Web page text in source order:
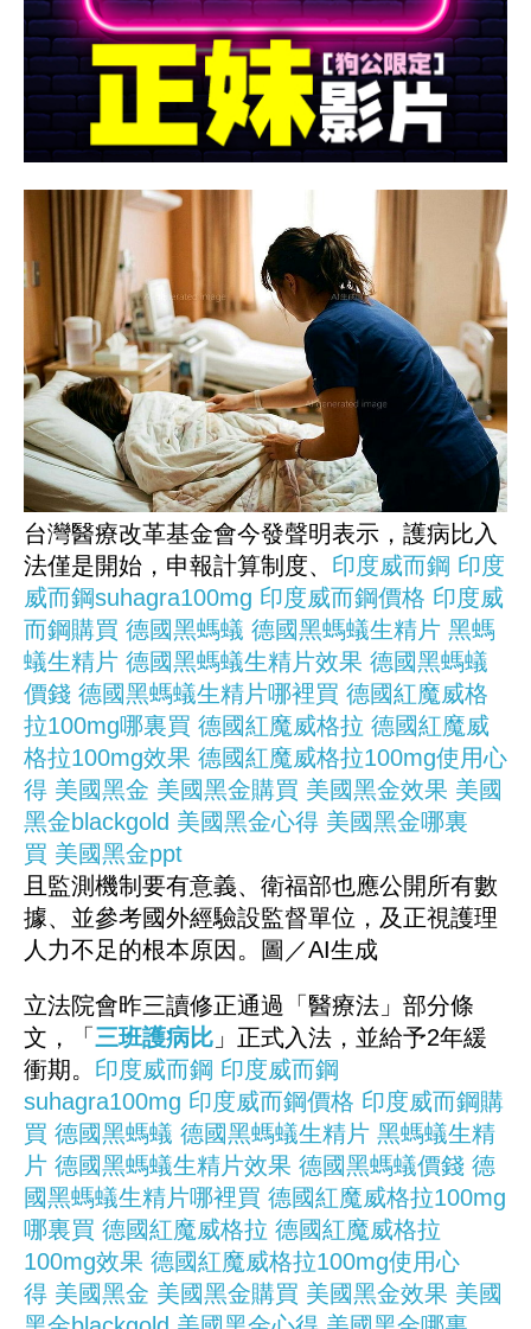
台灣醫療改革基金會今發聲明表示，護病比入
法僅是開始，申報計算制度、 印度威而鋼 印度
威而鋼suhagra100mg 印度威而鋼價格 印度威
而鋼購買 德國黑螞蟻 德國黑螞蟻生精片 黑螞
蟻生精片 德國黑螞蟻生精片效果 德國黑螞蟻
價錢 德國黑螞蟻生精片哪裡買 德國紅魔威格
拉100mg哪裏買 德國紅魔威格拉 德國紅魔威
格拉100mg效果 德國紅魔威格拉100mg使用心
得 美國黑金 美國黑金購買 美國黑金效果 美國
黑金blackgold 美國黑金心得 美國黑金哪裏
買 美國黑金ppt
且監測機制要有意義、衛福部也應公開所有數
據、並參考國外經驗設監督單位，及正視護理
人力不足的根本原因。圖／AI生成
立法院會昨三讀修正通過「醫療法」部分條
文，「 三班護病比 」正式入法，並給予2年緩
衝期。 印度威而鋼 印度威而鋼
suhagra100mg 印度威而鋼價格 印度威而鋼購
買 德國黑螞蟻 德國黑螞蟻生精片 黑螞蟻生精
片 德國黑螞蟻生精片效果 德國黑螞蟻價錢 德
國黑螞蟻生精片哪裡買 德國紅魔威格拉100mg
哪裏買 德國紅魔威格拉 德國紅魔威格拉
100mg效果 德國紅魔威格拉100mg使用心
得 美國黑金 美國黑金購買 美國黑金效果 美國